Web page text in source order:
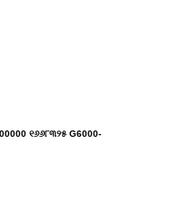
୧୬୬୮୩୨୫ G6000-